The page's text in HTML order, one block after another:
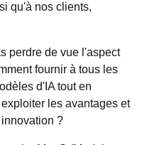
qu'à nos clients,
perdre de vue l'aspect
fournir à tous les
d'IA tout en
les avantages et
?